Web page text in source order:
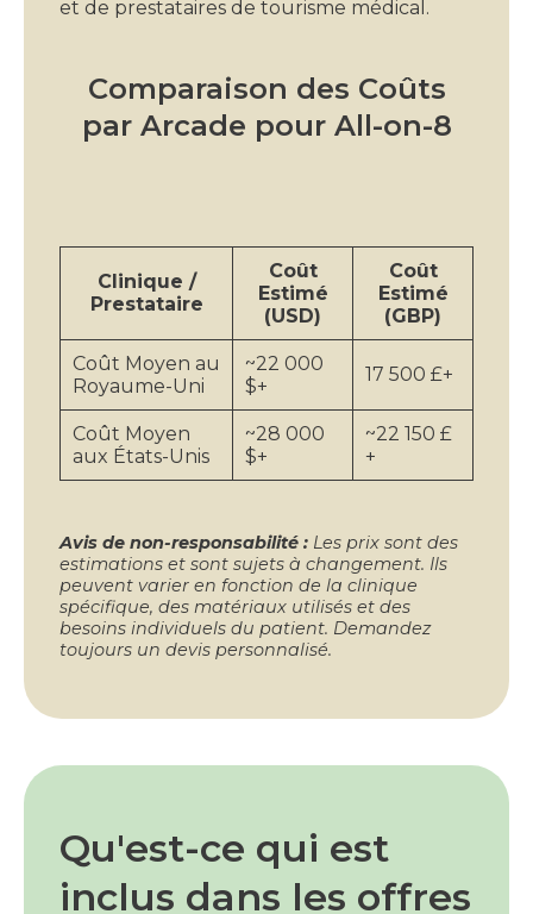
et de prestataires de tourisme médical.
Comparaison des Coûts
par Arcade pour All-on-8
Clinique /
Prestataire
Coût
Estimé
(USD)
Coût
Estimé
(GBP)
Coût Moyen au
Royaume-Uni
~22 000
$+
17 500 £+
Coût Moyen
aux États-Unis
~28 000
$+
~22 150 £
+
Avis de non-responsabilité : Les prix sont des
estimations et sont sujets à changement. Ils
peuvent varier en fonction de la clinique
spécifique, des matériaux utilisés et des
besoins individuels du patient. Demandez
toujours un devis personnalisé.
Qu'est-ce qui est
inclus dans les offres